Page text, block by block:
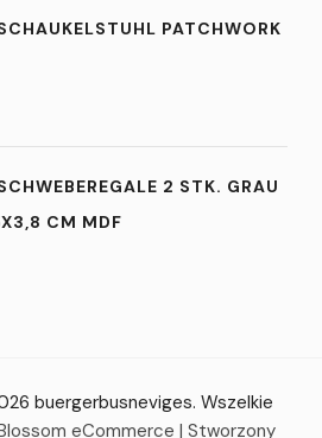
PATCHWORK
2 STK. GRAU
CM MDF
buergerbusneviges. Wszelkie
eCommerce | Stworzony